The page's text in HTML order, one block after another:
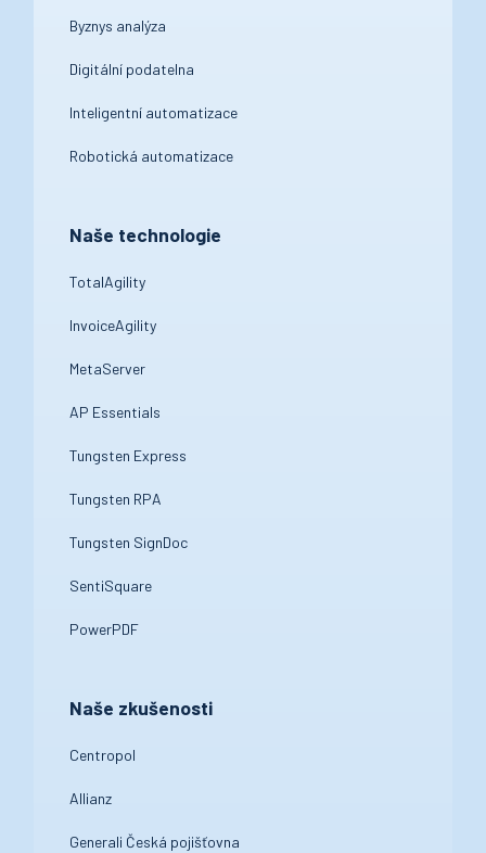
Byznys analýza
Digitální podatelna
Inteligentní automatizace
Robotická automatizace
Naše technologie
TotalAgility
InvoiceAgility
MetaServer
AP Essentials
Tungsten Express
Tungsten RPA
Tungsten SignDoc
SentiSquare
PowerPDF
Naše zkušenosti
Centropol
Allianz
Generali Česká pojišťovna